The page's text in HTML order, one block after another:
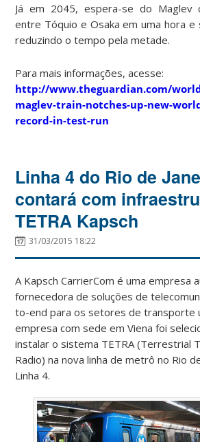
Já em 2045, espera-se do Maglev
entre Tóquio e Osaka em uma hora e
reduzindo o tempo pela metade.
Para mais informações, acesse:
http://www.theguardian.com/
maglev-train-notches-up-new-
record-in-test-run
Linha 4 do Rio de
contará com
TETRA Kapsch
31/03/2015 18:22
A Kapsch CarrierCom é uma empresa
fornecedora de soluções de
to-end para os setores de transporte
empresa com sede em Viena foi
instalar o sistema TETRA (Terrestrial
Radio) na nova linha de metrô no Rio
Linha 4.